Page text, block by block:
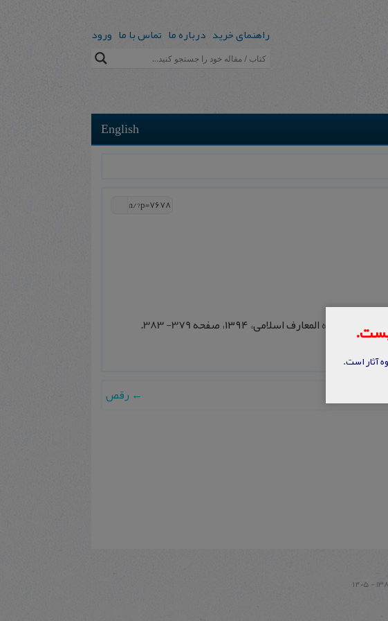
راهنمای خرید درباره ما تماس با ما ورود
English
← رقص
آثار است.